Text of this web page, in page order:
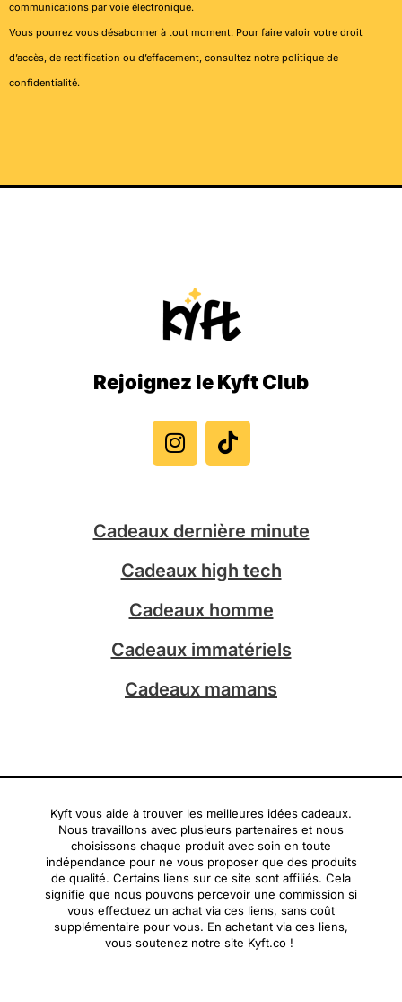
communications par voie électronique.
Vous pourrez vous désabonner à tout moment. Pour faire valoir votre droit
d’accès, de rectification ou d’effacement, consultez notre politique de
confidentialité.
Rejoignez le Kyft Club
n
s
t
r
a
m
i
k
t
Cadeaux dernière minute
Cadeaux high tech
Cadeaux homme
Cadeaux immatériels
Cadeaux mamans
Kyft vous aide à trouver les meilleures idées cadeaux.
Nous travaillons avec plusieurs partenaires et nous
choisissons chaque produit avec soin en toute
indépendance pour ne vous proposer que des produits
de qualité. Certains liens sur ce site sont affiliés. Cela
signifie que nous pouvons percevoir une commission si
vous effectuez un achat via ces liens, sans coût
supplémentaire pour vous. En achetant via ces liens,
vous soutenez notre site Kyft.co !